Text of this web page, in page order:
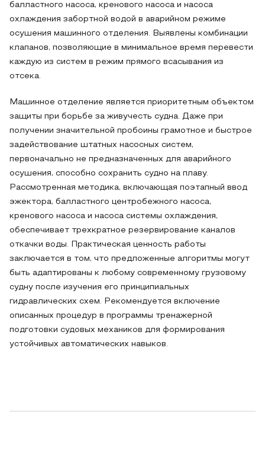
балластного насоса, кренового насоса и насоса
охлаждения забортной водой в аварийном режиме
осушения машинного отделения. Выявлены комбинации
клапанов, позволяющие в минимальное время перевести
каждую из систем в режим прямого всасывания из
отсека.
Машинное отделение является приоритетным объектом
защиты при борьбе за живучесть судна. Даже при
получении значительной пробоины грамотное и быстрое
задействование штатных насосных систем,
первоначально не предназначенных для аварийного
осушения, способно сохранить судно на плаву.
Рассмотренная методика, включающая поэтапный ввод
эжектора, балластного центробежного насоса,
кренового насоса и насоса системы охлаждения,
обеспечивает трехкратное резервирование каналов
откачки воды. Практическая ценность работы
заключается в том, что предложенные алгоритмы могут
быть адаптированы к любому современному грузовому
судну после изучения его принципиальных
гидравлических схем. Рекомендуется включение
описанных процедур в программы тренажерной
подготовки судовых механиков для формирования
устойчивых автоматических навыков.